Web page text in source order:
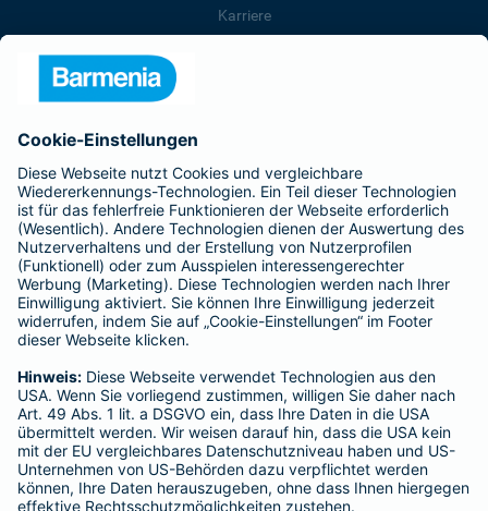
Karriere
Barmenia ist Teil der BarmeniaGothaer
BELIEBTE SEITEN
Kranken-Zusatzversicherung
Tierversicherungen
Haftpflichtversicherung
Hausratversicherung
Adresse ändern
Schaden melden
Kilometerstandsmeldung
Serviceübersicht